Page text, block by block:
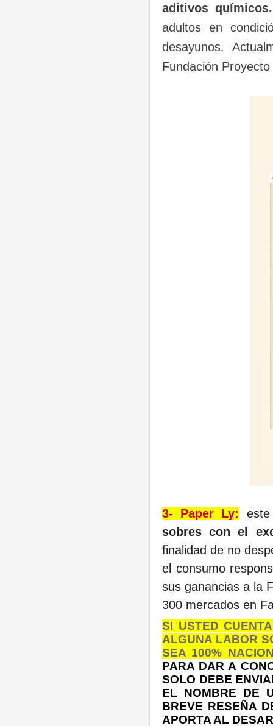
aditivos químicos.
adultos en
desayunos.
Fundación
3- Paper Ly:
sobres con el
finalidad de no
el consumo
sus ganancias a la
300 mercados en
SI USTED
ALGUNA LABOR
SEA 100%
PARA DAR A
SOLO DEBE
EL NOMBRE DE
BREVE RESEÑA
APORTA AL